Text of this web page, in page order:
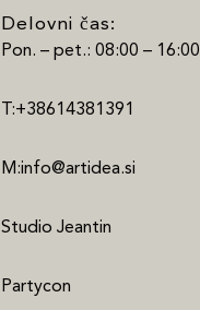
Delovni čas:
Pon. – pet.: 08:00 – 16:00
T:+38614381391
M:info@artidea.si
Studio Jeantin
Partycon